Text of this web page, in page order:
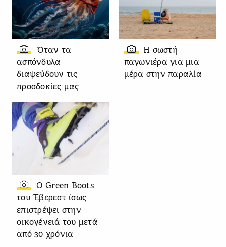
Όταν τα
ασπόνδυλα
διαψεύδουν τις
προσδοκίες μας
Η σωστή
παγωνιέρα για μια
μέρα στην παραλία
Ο Green Boots
του Έβερεστ ίσως
επιστρέψει στην
οικογένειά του μετά
από 30 χρόνια